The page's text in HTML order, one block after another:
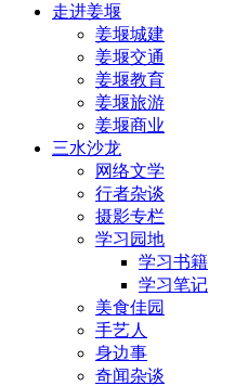
走进姜堰
姜堰城建
姜堰交通
姜堰教育
姜堰旅游
姜堰商业
三水沙龙
网络文学
行者杂谈
摄影专栏
学习园地
学习书籍
学习笔记
美食佳园
手艺人
身边事
奇闻杂谈